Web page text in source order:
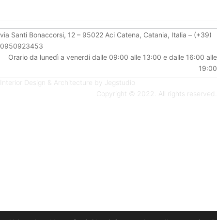
via Santi Bonaccorsi, 12 – 95022 Aci Catena, Catania, Italia – (+39)
0950923453
Orario da lunedì a venerdi dalle 09:00 alle 13:00 e dalle 16:00 alle
19:00
Interior Design & Architecture by Jegstudio
Copyright © 2022. All rights reserved.